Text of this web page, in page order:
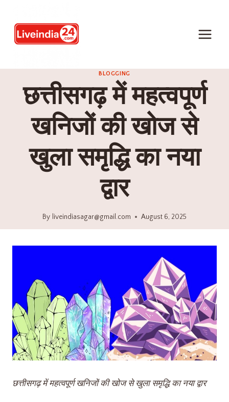
BLOGGING
छत्तीसगढ़ में महत्वपूर्ण
खनिजों की खोज से
खुला समृद्धि का नया
द्वार
By liveindiasagar@gmail.com August 6, 2025
छत्तीसगढ़ में महत्वपूर्ण खनिजों की खोज से खुला समृद्धि का नया द्वार